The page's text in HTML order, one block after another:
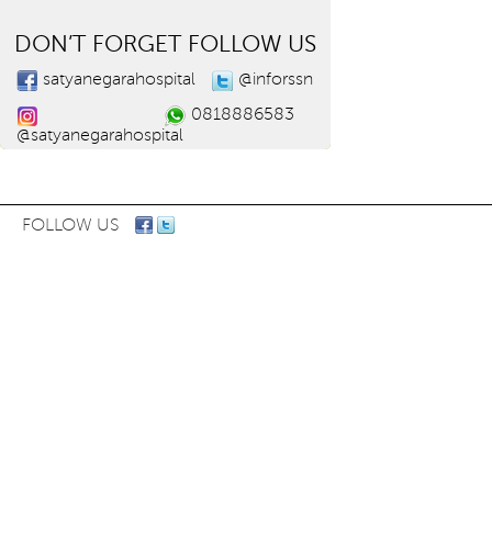
DON’T FORGET FOLLOW US
satyanegarahospital @inforssn
@satyanegarahospital
0818886583
FOLLOW US